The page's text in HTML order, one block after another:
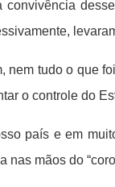
convivência
nem tudo o que
o controle do
país e em
nas mãos do